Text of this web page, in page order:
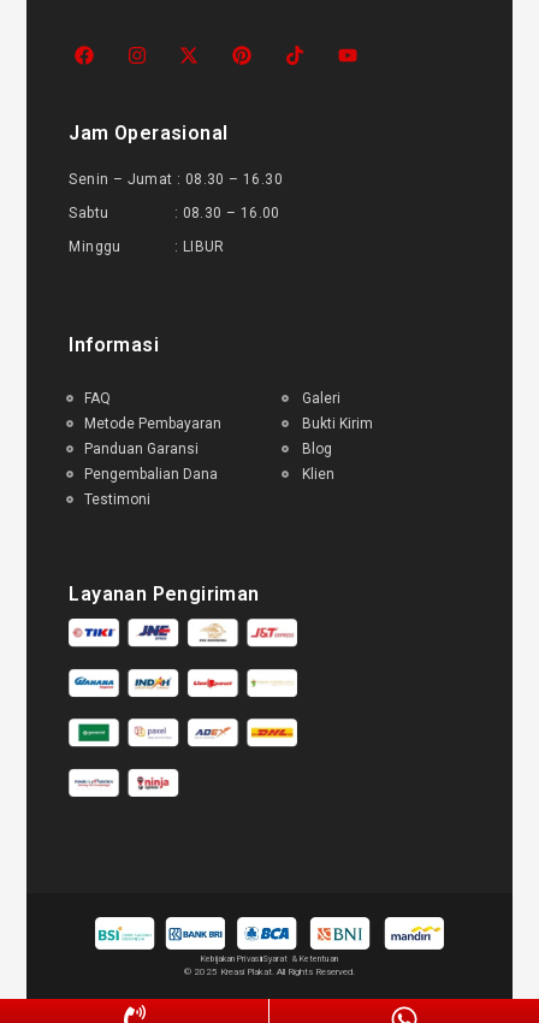
Jam Operasional
Senin – Jumat : 08.30 – 16.30
Sabtu : 08.30 – 16.00
Minggu : LIBUR
Informasi
FAQ
Metode Pembayaran
Panduan Garansi
Pengembalian Dana
Testimoni
Galeri
Bukti Kirim
Blog
Klien
Layanan Pengiriman
Kebijakan PrivasiSyarat & Ketentuan
© 2025 Kreasi Plakat. All Rights Reserved.